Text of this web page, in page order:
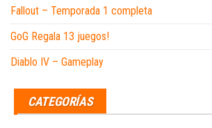
Fallout – Temporada 1 completa
GoG Regala 13 juegos!
Diablo IV – Gameplay
CATEGORÍAS